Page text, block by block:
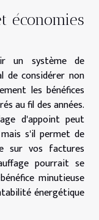
économies
un système de
de considérer non
les bénéfices
au fil des années.
d'appoint peut
s'il permet de
sur vos factures
pourrait se
minutieuse
énergétique